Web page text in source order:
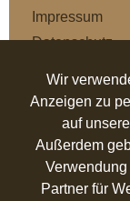
Wir
Anzeigen zu
auf
Außerdem
Partner für
Impressum
Datenschutz